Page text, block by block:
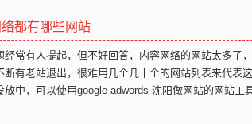
都有哪些网站
经常有人提起，但不好回答，内容网络的网站太多了
断有老站退出，很难用几个几十个的网站列表来代表
放中，可以使用google adwords 沈阳做网站的网站